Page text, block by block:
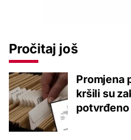
Pročitaj još
Promjena
kršili su
potvrđeno